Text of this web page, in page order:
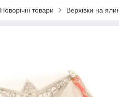
Новорічні товари Верхівки на